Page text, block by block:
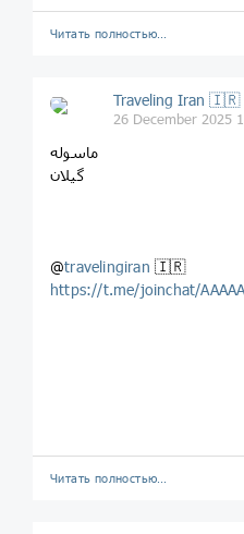
Читать полностью…
Traveling Iran 🇮🇷
26 December 2025
ماسوله
گیلان
@travelingiran 🇮🇷
https://t.me/joinchat/
Читать полностью…